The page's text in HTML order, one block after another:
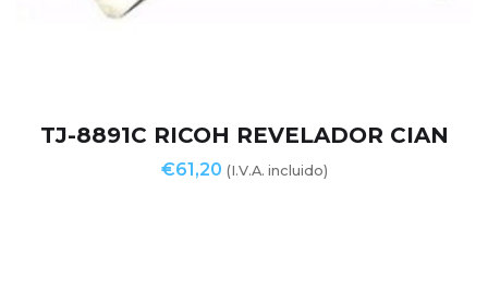
TJ-8891C RICOH REVELADOR CIAN
€61,20 (I.V.A. incluido)